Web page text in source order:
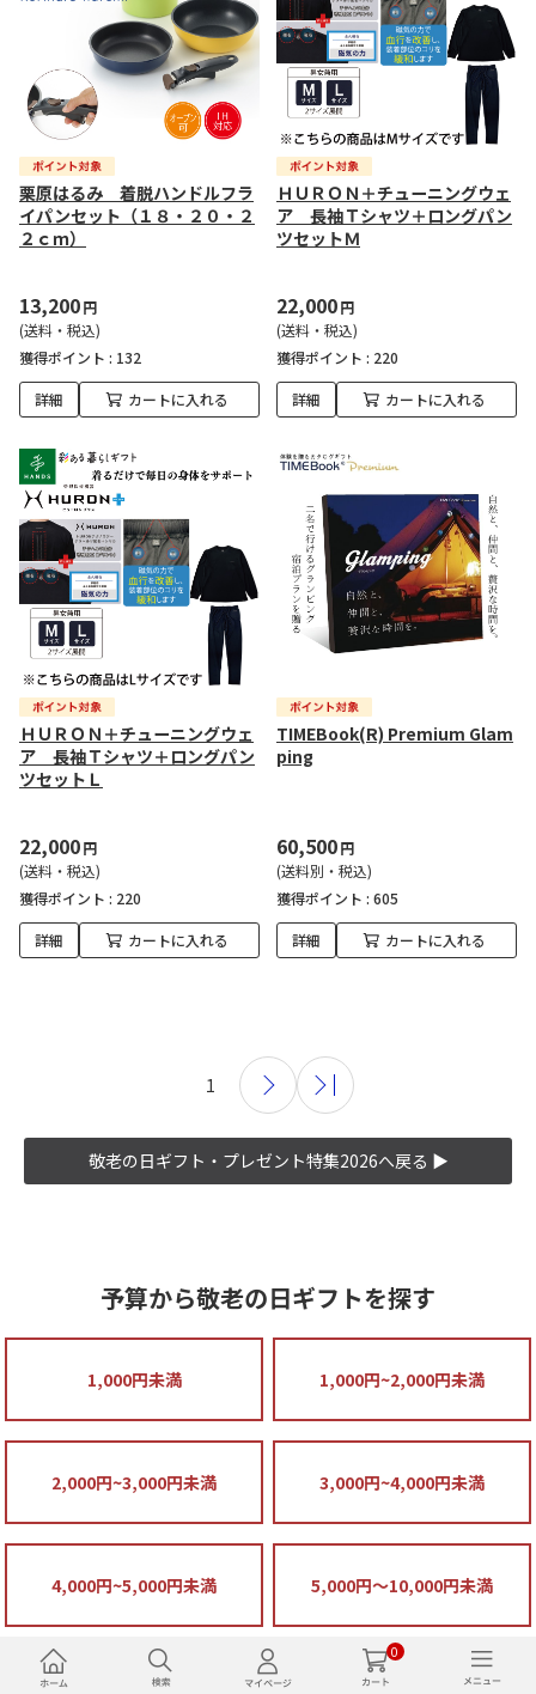
0
栗原はるみ 着脱ハンドルフラ
イパンセット（１８・２０・２
２ｃｍ）
13,200円
(送料・税込)
獲得ポイント : 132
詳細 カートに入れる
ＨＵＲＯＮ＋チューニングウェ
ア 長袖Ｔシャツ＋ロングパン
ツセットＭ
22,000円
(送料・税込)
獲得ポイント : 220
詳細 カートに入れる
ＨＵＲＯＮ＋チューニングウェ
ア 長袖Ｔシャツ＋ロングパン
ツセットＬ
22,000円
(送料・税込)
獲得ポイント : 220
詳細 カートに入れる
TIMEBook(R) Premium Glam
ping
60,500円
(送料別・税込)
獲得ポイント : 605
詳細 カートに入れる
1
敬老の日ギフト・プレゼント特集2026へ戻る ▶
予算から敬老の日ギフトを探す
1,000円未満 1,000円~2,000円未満
2,000円~3,000円未満 3,000円~4,000円未満
4,000円~5,000円未満 5,000円～10,000円未満
10,000円以上